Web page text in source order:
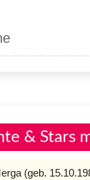
& Stars
(geb.